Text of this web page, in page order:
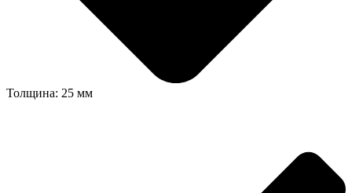
Толщина: 25 мм